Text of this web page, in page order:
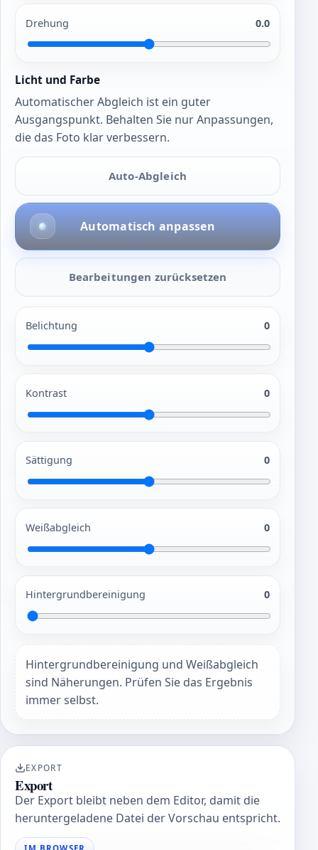
Drehung 0.0
Licht und Farbe
Automatischer Abgleich ist ein guter
Ausgangspunkt. Behalten Sie nur Anpassungen,
die das Foto klar verbessern.
Auto-Abgleich
Automatisch anpassen
Bearbeitungen zurücksetzen
Belichtung 0
Kontrast 0
Sättigung 0
Weißabgleich 0
Hintergrundbereinigung 0
Hintergrundbereinigung und Weißabgleich
sind Näherungen. Prüfen Sie das Ergebnis
immer selbst.
EXPORT
Export
Der Export bleibt neben dem Editor, damit die
heruntergeladene Datei der Vorschau entspricht.